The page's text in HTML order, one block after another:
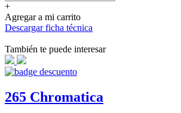
+
Agregar a mi carrito
Descargar ficha técnica
También te puede interesar
265 Chromatica